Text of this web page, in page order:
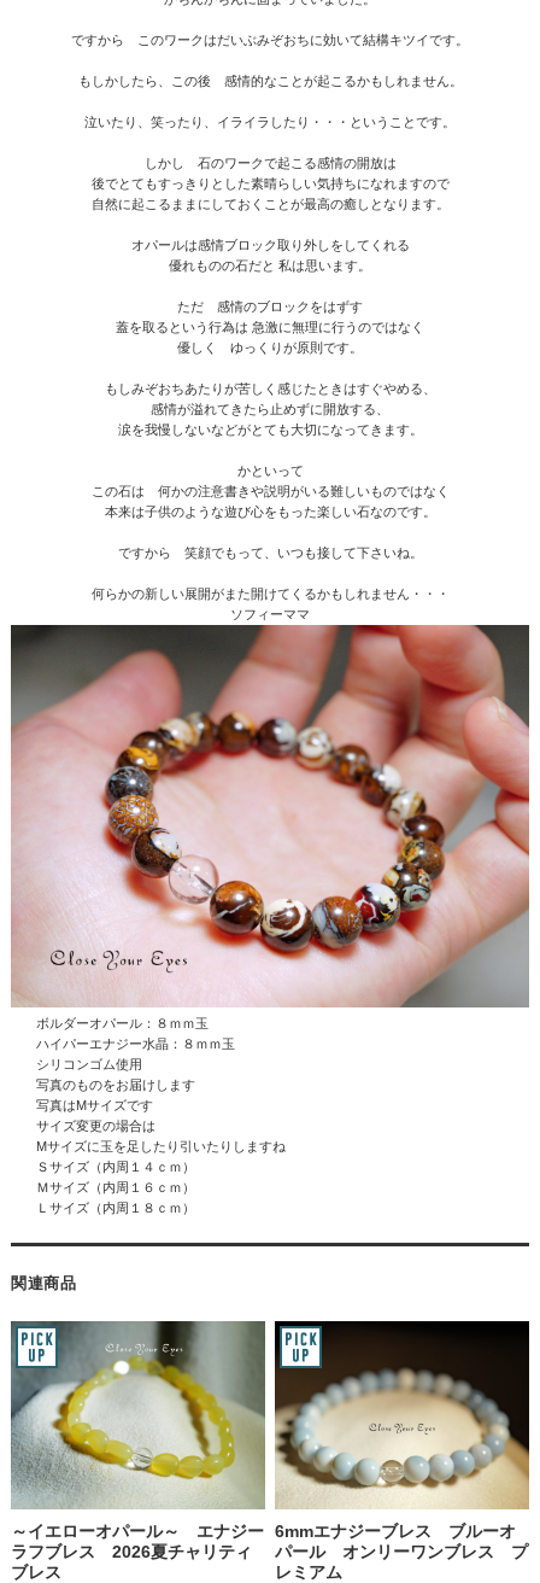
ですから このワークはだいぶみぞおちに効いて結構キツイです。
もしかしたら、この後 感情的なことが起こるかもしれません。
泣いたり、笑ったり、イライラしたり・・・ということです。
しかし 石のワークで起こる感情の開放は
後でとてもすっきりとした素晴らしい気持ちになれますので
自然に起こるままにしておくことが最高の癒しとなります。
オパールは感情ブロック取り外しをしてくれる
優れものの石だと 私は思います。
ただ 感情のブロックをはずす
蓋を取るという行為は 急激に無理に行うのではなく
優しく ゆっくりが原則です。
もしみぞおちあたりが苦しく感じたときはすぐやめる、
感情が溢れてきたら止めずに開放する、
涙を我慢しないなどがとても大切になってきます。
かといって
この石は 何かの注意書きや説明がいる難しいものではなく
本来は子供のような遊び心をもった楽しい石なのです。
ですから 笑顔でもって、いつも接して下さいね。
何らかの新しい展開がまた開けてくるかもしれません・・・
ソフィーママ
ボルダーオパール：８ｍｍ玉
ハイパーエナジー水晶 ：８ｍｍ玉
シリコンゴム使用
写真のものをお届けします
写真はMサイズです
サイズ変更の場合は
Mサイズに玉を足したり引いたりしますね
Ｓサイズ（内周１４ｃｍ）
Ｍサイズ（内周１６ｃｍ）
Ｌサイズ（内周１８ｃｍ）
関連商品
～イエローオパール～ エナジー
ラフブレス 2026夏チャリティ
ブレス
6mmエナジーブレス ブルーオ
パール オンリーワンブレス プ
レミアム